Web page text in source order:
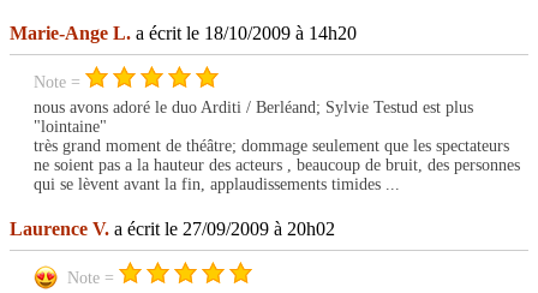
Marie-Ange L. a écrit le 18/10/2009 à 14h20
Note =
nous avons adoré le duo Arditi / Berléand; Sylvie Testud est plus
"lointaine"
très grand moment de théâtre; dommage seulement que les spectateurs
ne soient pas a la hauteur des acteurs , beaucoup de bruit, des personnes
qui se lèvent avant la fin, applaudissements timides ...
Laurence V. a écrit le 27/09/2009 à 20h02
Note =